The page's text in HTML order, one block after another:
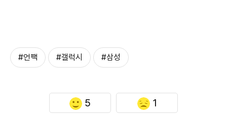
#언팩 #갤럭시 #삼성
5 1